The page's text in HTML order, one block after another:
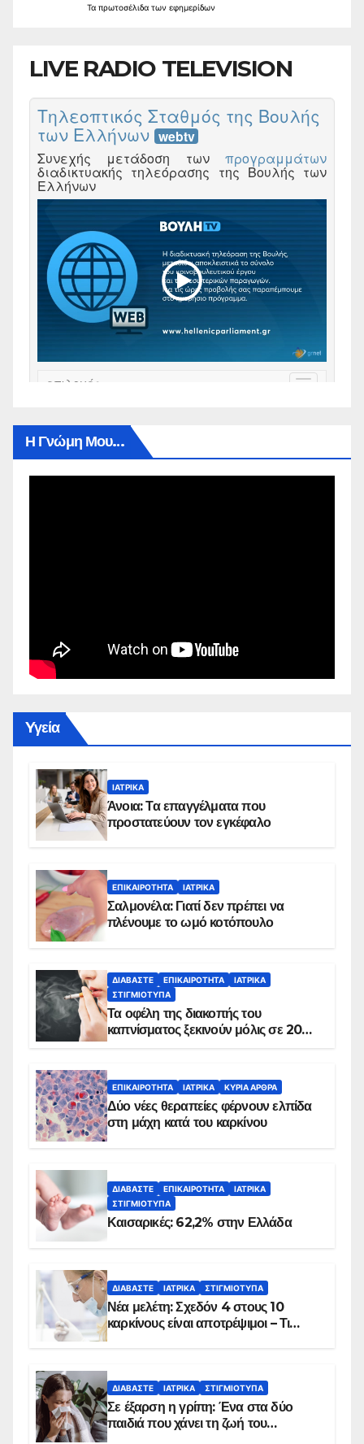
Τα πρωτοσέλιδα των εφημερίδων
LIVE RADIO TELEVISION
Η Γνώμη Μου…
Yγεία
ΙΑΤΡΙΚΆ
Άνοια: Τα επαγγέλματα που
προστατεύουν τον εγκέφαλο
ΕΠΙΚΑΙΡΌΤΗΤΑ ΙΑΤΡΙΚΆ
Σαλμονέλα: Γιατί δεν πρέπει να
πλένουμε το ωμό κοτόπουλο
ΔΙΑΒΆΣΤΕ ΕΠΙΚΑΙΡΌΤΗΤΑ
ΙΑΤΡΙΚΆ
ΣΤΙΓΜΙΌΤΥΠΑ
Τα οφέλη της διακοπής του
καπνίσματος ξεκινούν μόλις σε 20
ΕΠΙΚΑΙΡΌΤΗΤΑ ΙΑΤΡΙΚΆ ΚΥΡΙΑ ΑΡΘΡΑ
Δύο νέες θεραπείες φέρνουν ελπίδα
στη μάχη κατά του καρκίνου
ΔΙΑΒΆΣΤΕ ΕΠΙΚΑΙΡΌΤΗΤΑ
ΙΑΤΡΙΚΆ
ΣΤΙΓΜΙΌΤΥΠΑ
Καισαρικές: 62,2% στην Ελλάδα
ΔΙΑΒΆΣΤΕ ΙΑΤΡΙΚΆ ΣΤΙΓΜΙΌΤΥΠΑ
Νέα μελέτη: Σχεδόν 4 στους 10
καρκίνους είναι αποτρέψιμοι – Τι
ΔΙΑΒΆΣΤΕ ΙΑΤΡΙΚΆ ΣΤΙΓΜΙΌΤΥΠΑ
Σε έξαρση η γρίπη: Ένα στα δύο
παιδιά που χάνει τη ζωή του